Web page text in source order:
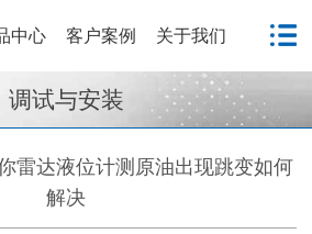
中心 客户案例 关于我们
调试与安装
雷达液位计测原油出现跳变如何
解决